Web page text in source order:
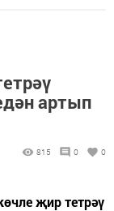
артып
815 0 0
җир тетрәү